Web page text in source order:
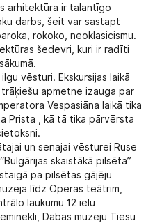
arhitektūra ir talantīgo
darbs, šeit var sastapt
rokoko, neoklasicismu.
šedevri, kuri ir radīti
vēsturi. Ekskursijas laikā
apmetne izauga par
Vespasiāna laikā tika
Prista , kā tā tika pārvērsta
un senajai vēsturei Ruse
skaistākā pilsēta”
pa pilsētas gājēju
līdz Operas teātrim,
laukumu 12 ielu
Dabas muzeju Tiesu